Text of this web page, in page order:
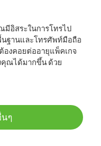
มีอิสระในการโทรไป
นฐานและโทรศัพท์มือถือ
องคอยต่ออายุแพ็คเกจ
ณได้มากขึ้น ด้วย
ๆ